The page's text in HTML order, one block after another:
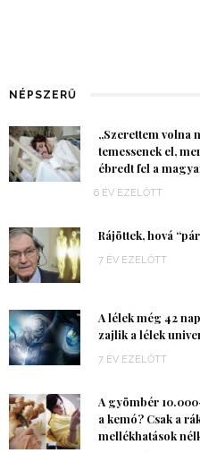
NÉPSZERŰ
„Szerettem volna
temessenek el,
ébredt fel a
6 ÉV EZELŐTT
Rájöttek, hová
7 ÉV EZELŐTT
A lélek még 42
zajlik a lélek
7 ÉV EZELŐTT
A gyömbér
a kemó? Csak a
mellékhatások